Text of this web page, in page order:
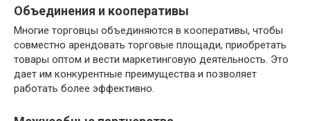
Объединения и кооперативы
Многие торговцы объединяются в кооперативы, чтобы
совместно арендовать торговые площади, приобретать
товары оптом и вести маркетинговую деятельность. Это
дает им конкурентные преимущества и позволяет
работать более эффективно.